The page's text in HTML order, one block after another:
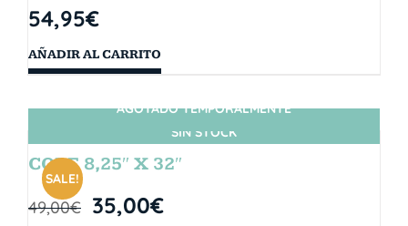
54,95€
AÑADIR AL CARRITO
SIN STOCK
SALE!
AGOTADO TEMPORALMENTE
CORE 8,25″ X 32″
49,00€ 35,00€